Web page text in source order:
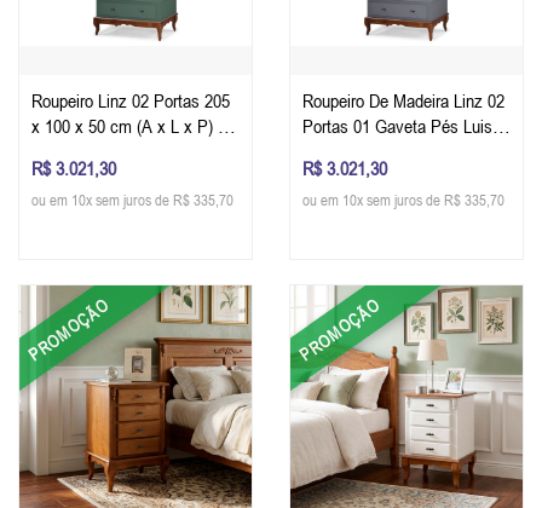
Roupeiro Linz 02 Portas 205
x 100 x 50 cm (A x L x P) -
Musgo
R$ 3.021,30
ou em 10x sem juros de R$ 335,70
Roupeiro De Madeira Linz 02
Portas 01 Gaveta Pés Luis
x P) - Cor Imbuia Glazer -
Cinza Escuro
R$ 3.021,30
ou em 10x sem juros de R$ 335,70
PROMOÇÃO PROMOÇÃO